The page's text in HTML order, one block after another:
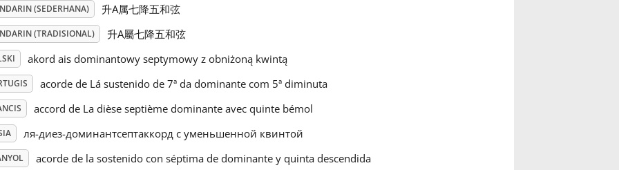
(SEDERHANA) 升A属七降五和弦
(TRADISIONAL) 升A屬七降五和弦
akord ais dominantowy septymowy z obniżoną kwintą
acorde de Lá sustenido de 7ª da dominante com 5ª diminuta
accord de La dièse septième dominante avec quinte bémol
ля-диез-доминантсептаккорд с уменьшенной квинтой
acorde de la sostenido con séptima de dominante y quinta descendida